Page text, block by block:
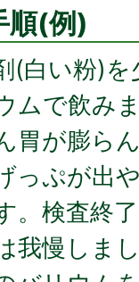
順(例)
(白い粉)を
ムで飲み
胃が膨ら
っぷが出
。検査終
我慢しまし